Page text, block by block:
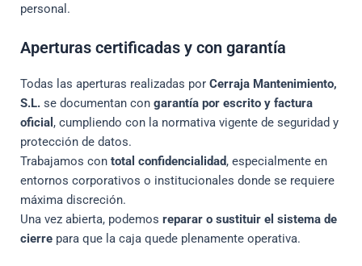
personal.
Aperturas certificadas y con garantía
Todas las aperturas realizadas por Cerraja Mantenimiento,
S.L. se documentan con garantía por escrito y factura
oficial , cumpliendo con la normativa vigente de seguridad y
protección de datos.
Trabajamos con total confidencialidad, especialmente en
entornos corporativos o institucionales donde se requiere
máxima discreción.
Una vez abierta, podemos reparar o sustituir el sistema de
cierre para que la caja quede plenamente operativa.